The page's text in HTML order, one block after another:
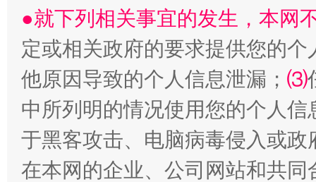
事关残疾人未来5年
●就下列相关事宜的发生，本网
定或相关政府的要求提供您的个
他原因导致的个人信息泄漏； ⑶
中所列明的情况使用您的个人
于黑客攻击、电脑病毒侵入或
在本网的企业、公司网站和共